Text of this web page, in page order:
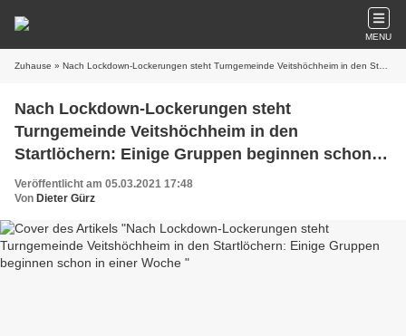
MENU
Zuhause » Nach Lockdown-Lockerungen steht Turngemeinde Veitshöchheim in den Startlöchern: Einige Gruppen beginnen schon in einer Woche
Nach Lockdown-Lockerungen steht
Turngemeinde Veitshöchheim in den
Startlöchern: Einige Gruppen beginnen schon in
einer Woche
Veröffentlicht am 05.03.2021 17:48
Von Dieter Gürz